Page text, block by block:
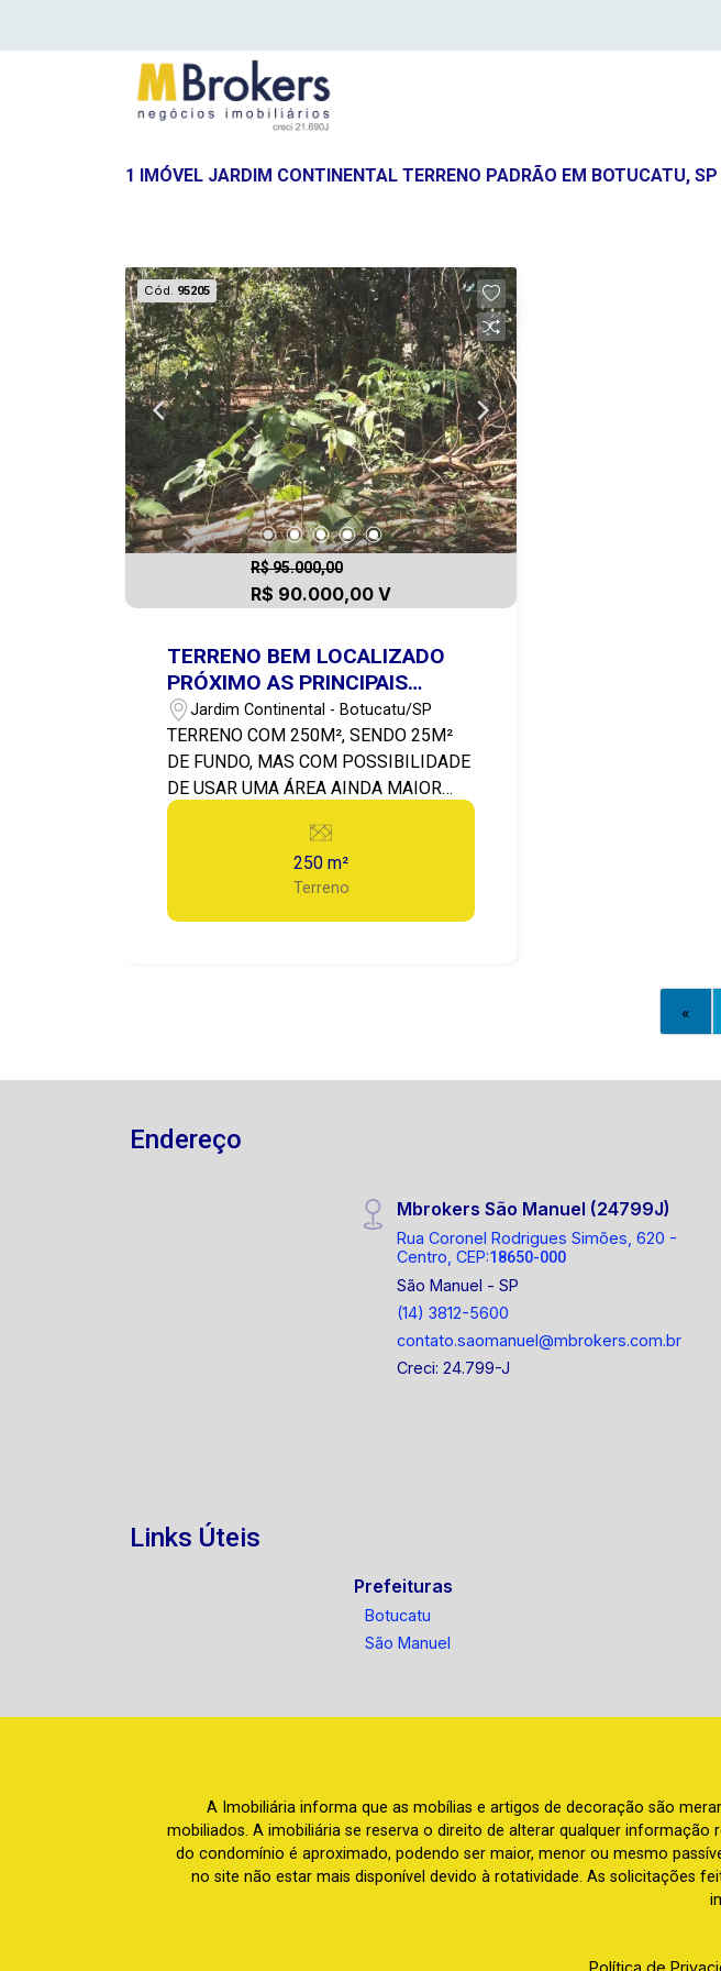
1 IMÓVEL JARDIM CONTINENTAL TERRENO PADRÃO EM BOTUCATU,
Cód. 95205
R$ 95.000,00
R$ 90.000,00 V
TERRENO BEM LOCALIZADO
PRÓXIMO AS PRINCIPAIS
AVENIDAS DO JARDIM YPÊ E
ITAMARATY
Jardim Continental - Botucatu/SP
TERRENO COM 250M², SENDO 25M²
DE FUNDO, MAS COM POSSIBILIDADE
DE USAR UMA ÁREA AINDA MAIOR
PARA CULTIVO DE PLANTAS, ONDE JÁ
EXISTEM VÁRIAS ÁRVORES
250 m²
Terreno
«
Endereço
Mbrokers São Manuel (24799J)
Rua Coronel Rodrigues Simões, 620 -
Centro, CEP:18650-000
São Manuel - SP
(14) 3812-5600
contato.saomanuel@mbrokers.com.br
Creci: 24.799-J
Links Úteis
Prefeituras
Botucatu
São Manuel
A Imobiliária informa que as mobílias e artigos de decoração são
mobiliados. A imobiliária se reserva o direito de alterar qualquer
do condomínio é aproximado, podendo ser maior, menor ou mesmo
no site não estar mais disponível devido à rotatividade. As solicitações